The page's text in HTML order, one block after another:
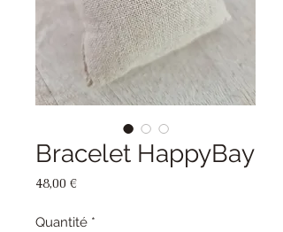
Bracelet HappyBay
48,00 €Prix
Quantité *